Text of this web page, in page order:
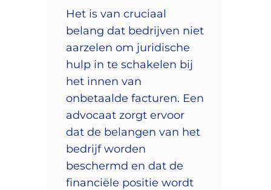
Het is van cruciaal
belang dat bedrijven niet
aarzelen om juridische
hulp in te schakelen bij
het innen van
onbetaalde facturen. Een
advocaat zorgt ervoor
dat de belangen van het
bedrijf worden
beschermd en dat de
financiële positie wordt